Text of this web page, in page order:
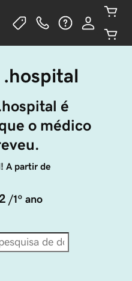
é
o médico
A partir de
/1º ano